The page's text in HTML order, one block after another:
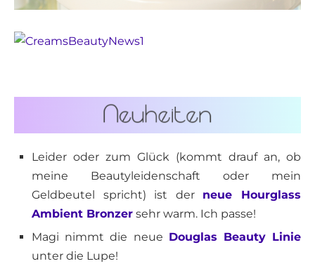
Leider oder zum Glück (kommt drauf an, ob
meine Beautyleidenschaft oder mein
Geldbeutel spricht) ist der neue Hourglass
Ambient Bronzer sehr warm. Ich passe!
Magi nimmt die neue Douglas Beauty Linie
unter die Lupe!